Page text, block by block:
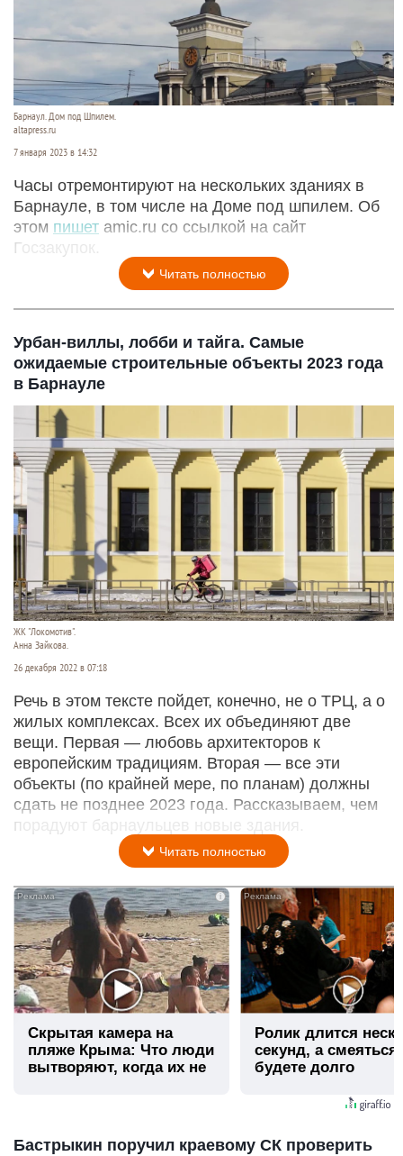
Барнаул. Дом под Шпилем.
altapress.ru
7 января 2023 в 14:32
Часы отремонтируют на нескольких зданиях в
Барнауле, в том числе на Доме под шпилем. Об
этом пишет amic.ru со ссылкой на сайт
Госзакупок.
Читать полностью
Урбан-виллы, лобби и тайга. Самые
ожидаемые строительные объекты 2023 года
в Барнауле
ЖК "Локомотив".
Анна Зайкова.
26 декабря 2022 в 07:18
Речь в этом тексте пойдет, конечно, не о ТРЦ, а о
жилых комплексах. Всех их объединяют две
вещи. Первая — любовь архитекторов к
европейским традициям. Вторая — все эти
объекты (по крайней мере, по планам) должны
сдать не позднее 2023 года. Рассказываем, чем
порадуют барнаульцев новые здания.
Читать полностью
i
Скрытая камера на
пляже Крыма: Что люди
вытворяют, когда их не
Ролик длится
секунд, а
будете долго
Бастрыкин поручил краевому СК проверить